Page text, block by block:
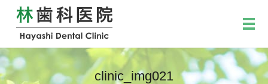
メ
clinic_img021